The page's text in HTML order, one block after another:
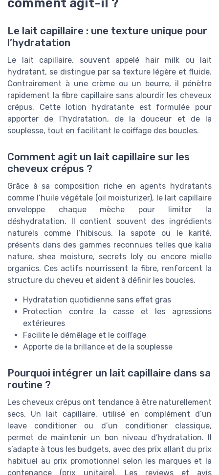
comment agit-il ?
Le lait capillaire : une texture unique pour
l’hydratation
Le lait capillaire, souvent appelé hair milk ou lait
hydratant, se distingue par sa texture légère et fluide.
Contrairement à une crème ou un beurre, il pénètre
rapidement la fibre capillaire sans alourdir les cheveux
crépus. Cette lotion hydratante est formulée pour
apporter de l’hydratation, de la douceur et de la
souplesse, tout en facilitant le coiffage des boucles.
Comment agit un lait capillaire sur les
cheveux crépus ?
Grâce à sa composition riche en agents hydratants
comme l’huile végétale (oil moisturizer), le lait capillaire
enveloppe chaque mèche pour limiter la
déshydratation. Il contient souvent des ingrédients
naturels comme l’hibiscus, la sapote ou le karité,
présents dans des gammes reconnues telles que kalia
nature, shea moisture, secrets loly ou encore mielle
organics. Ces actifs nourrissent la fibre, renforcent la
structure du cheveu et aident à définir les boucles.
Hydratation quotidienne sans effet gras
Protection contre la casse et les agressions
extérieures
Facilite le démêlage et le coiffage
Apporte de la brillance et de la souplesse
Pourquoi intégrer un lait capillaire dans sa
routine ?
Les cheveux crépus ont tendance à être naturellement
secs. Un lait capillaire, utilisé en complément d’un
leave conditioner ou d’un conditioner classique,
permet de maintenir un bon niveau d’hydratation. Il
s’adapte à tous les budgets, avec des prix allant du prix
habituel au prix promotionnel selon les marques et la
contenance (prix unitaire). Les reviews et avis